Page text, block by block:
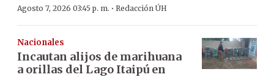
Agosto 7, 2026 03:45 p. m. · Redacción ÚH
Nacionales
Incautan alijos de marihuana
a orillas del Lago Itaipú en